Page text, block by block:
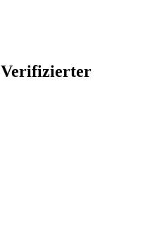
Verifizierter